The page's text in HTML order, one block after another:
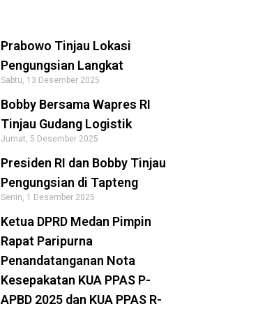
Prabowo Tinjau Lokasi
Pengungsian Langkat
Sabtu, 13 Desember 2025
Bobby Bersama Wapres RI
Tinjau Gudang Logistik
Jumat, 5 Desember 2025
Presiden RI dan Bobby Tinjau
Pengungsian di Tapteng
Senin, 1 Desember 2025
Ketua DPRD Medan Pimpin
Rapat Paripurna
Penandatanganan Nota
Kesepakatan KUA PPAS P-
APBD 2025 dan KUA PPAS R-